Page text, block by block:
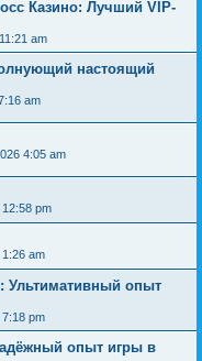
Казино: Лучший VIP-
am
настоящий
am
4:05 am
pm
am
Ультимативный опыт
pm
опыт игры в